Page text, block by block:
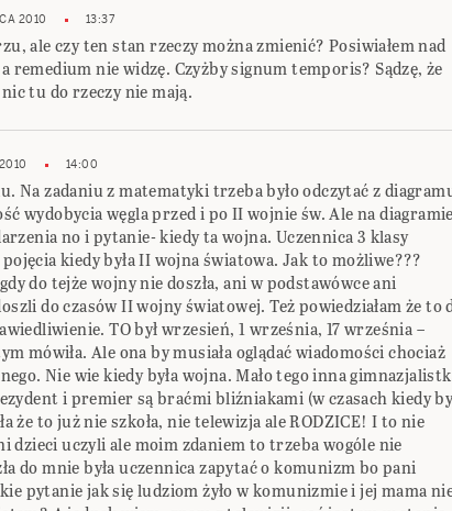
2010 13:37
ale czy ten stan rzeczy można zmienić? Posiwiałem nad
remedium nie widzę. Czyżby signum temporis? Sądzę, że
tu do rzeczy nie mają.
14:00
Na zadaniu z matematyki trzeba było odczytać z
wydobycia węgla przed i po II wojnie św. Ale na diagramie
no i pytanie- kiedy ta wojna. Uczennica 3 klasy
kiedy była II wojna światowa. Jak to możliwe???
do tejże wojny nie doszła, ani w podstawówce ani
do czasów II wojny światowej. Też powiedziałam że to
TO był wrzesień, 1 września, 17 września –
mówiła. Ale ona by musiała oglądać wiadomości chociaż
Nie wie kiedy była wojna. Mało tego inna
i premier są braćmi bliźniakami (w czasach kiedy
że to już nie szkoła, nie telewizja ale RODZICE! I to nie
dzieci uczyli ale moim zdaniem to trzeba wogóle nie
do mnie była uczennica zapytać o komunizm bo pani
pytanie jak się ludziom żyło w komunizmie i jej mama